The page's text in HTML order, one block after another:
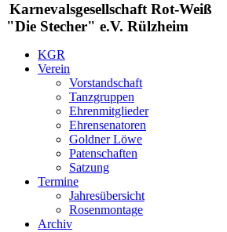
Karnevalsgesellschaft Rot-Weiß
"Die Stecher" e.V. Rülzheim
KGR
Verein
Vorstandschaft
Tanzgruppen
Ehrenmitglieder
Ehrensenatoren
Goldner Löwe
Patenschaften
Satzung
Termine
Jahresübersicht
Rosenmontage
Archiv